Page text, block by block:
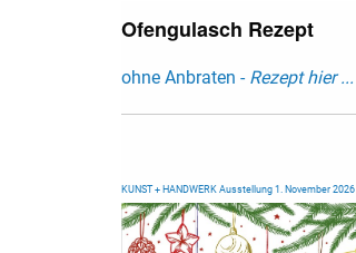
Ofengulasch Rezept
ohne Anbraten - Rezept hier ...
KUNST + HANDWERK Ausstellung 1. November 2026